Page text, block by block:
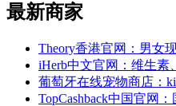
最新商家
Theory香港官网：男女
iHerb中文官网：维生素
葡萄牙在线宠物商店：
TopCashback中国官网